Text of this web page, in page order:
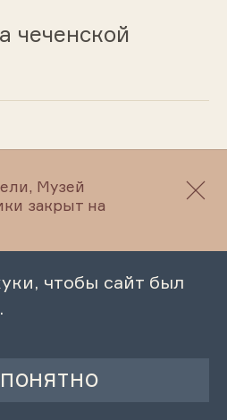
чеченской
говорю от
Музей
закрыт на
чтобы сайт был